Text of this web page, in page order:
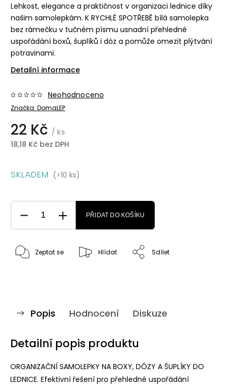
Lehkost, elegance a praktičnost v organizaci lednice díky
našim samolepkám. K RYCHLÉ SPOTŘEBĚ bílá samolepka
bez rámečku v tučném písmu usnadní přehledné
uspořádání boxů, šuplíků i dóz a pomůže omezit plýtvání
potravinami.
Detailní informace
Značka: DomaLEP
Neohodnoceno
22 Kč / ks
18,18 Kč bez DPH
SKLADEM (>10 ks)
PŘIDAT DO KOŠÍKU
Zeptat se Hlídat Sdílet
Popis Hodnocení Diskuze
Detailní popis produktu
ORGANIZAČNÍ SAMOLEPKY NA BOXY, DÓZY A ŠUPLÍKY DO
LEDNICE. Efektivní řešení pro přehledné uspořádání